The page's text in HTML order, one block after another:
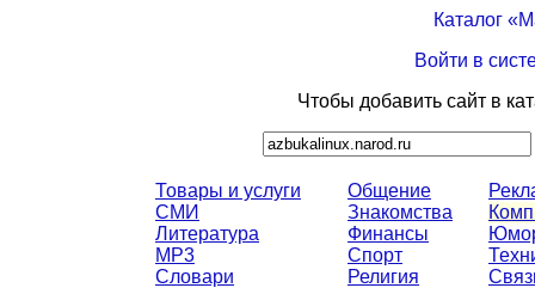
Каталог
Войти в
Чтобы добавить сайт в
Товары и услуги
СМИ
Литература
MP3
Словари
Общение
Знакомства
Финансы
Спорт
Религия